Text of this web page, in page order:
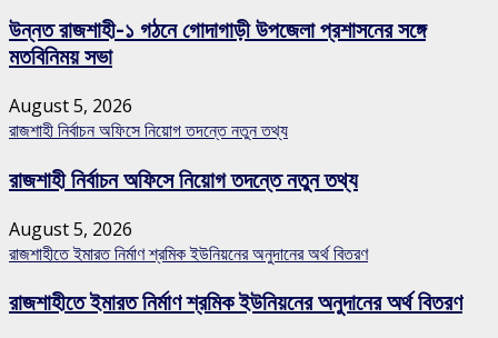
উন্নত রাজশাহী-১ গঠনে গোদাগাড়ী উপজেলা প্রশাসনের সঙ্গে
মতবিনিময় সভা
August 5, 2026
রাজশাহী নির্বাচন অফিসে নিয়োগ তদন্তে নতুন তথ্য
রাজশাহী নির্বাচন অফিসে নিয়োগ তদন্তে নতুন তথ্য
August 5, 2026
রাজশাহীতে ইমারত নির্মাণ শ্রমিক ইউনিয়নের অনুদানের অর্থ বিতরণ
রাজশাহীতে ইমারত নির্মাণ শ্রমিক ইউনিয়নের অনুদানের অর্থ বিতরণ